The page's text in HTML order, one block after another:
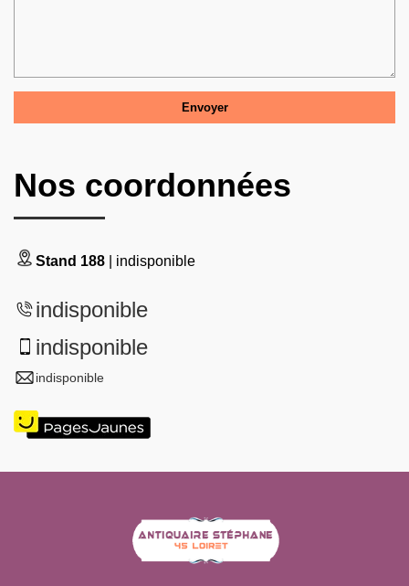
Nos coordonnées
Stand 188 | indisponible
indisponible
indisponible
indisponible